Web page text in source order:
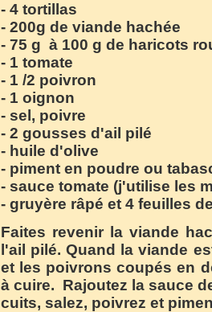
- 4 tortillas
- 200g de viande hachée
- 75 g à 100 g de haricots
- 1 tomate
- 1 /2 poivron
- 1 oignon
- sel, poivre
- 2 gousses d'ail pilé
- huile d'olive
- piment en poudre ou
- sauce tomate (j'utilise les
- gruyère râpé et 4 feuilles
Faites revenir la viande
l'ail pilé.Quand la viande
et les poivrons coupés en
à cuire. Rajoutez la sauce
cuits, salez, poivrez et